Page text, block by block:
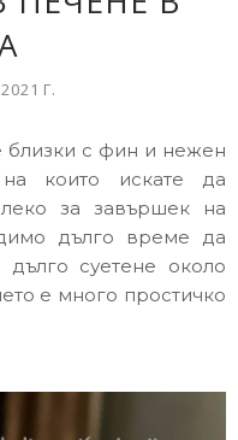
Г.
близки с фин и нежен
които искате да
за завършек на
дълго време да
суетене около
е много простичко